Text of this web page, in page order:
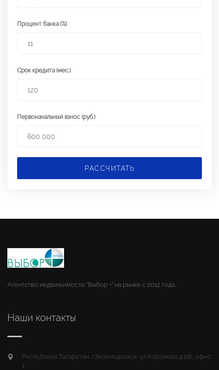
Процент банка (%)
Срок кредита (мес.)
Первоначальный взнос (руб.)
РАССЧИТАТЬ
Агентство недвижимости "Выбор +" на рынке с 2012 года.
Наши контакты
Республика Татарстан, г.Зеленодольск, ул.Королева д.11Б, офис
1